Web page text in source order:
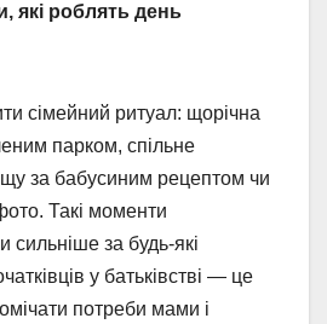
які роблять день
сімейний ритуал: щорічна
парком, спільне
за бабусиним рецептом чи
Такі моменти
сильніше за будь-які
у батьківстві — це
потреби мами і